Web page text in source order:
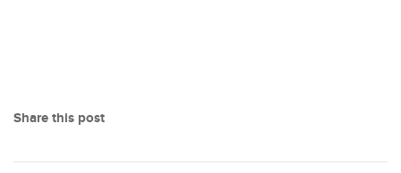
Share this post